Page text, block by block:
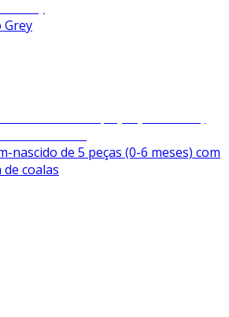
Grey
nascido de 5 peças (0-6 meses) com
coalas